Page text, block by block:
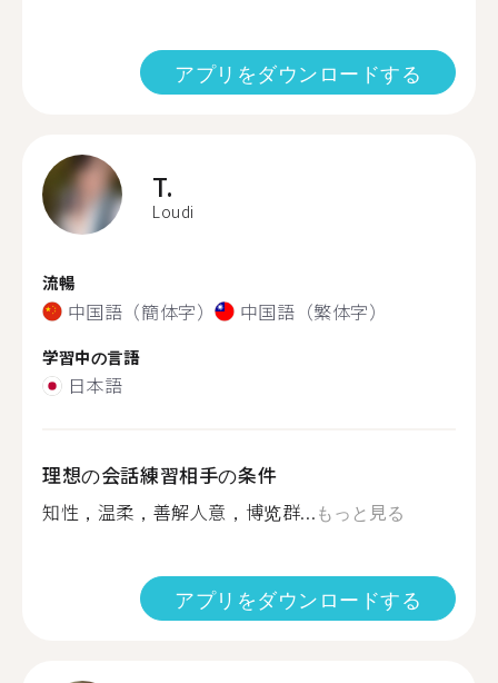
アプリをダウンロードする
T.
Loudi
流暢
中国語（簡体字） 中国語（繁体字）
学習中の言語
日本語
理想の会話練習相手の条件
知性，温柔，善解人意，博览群...もっと見る
アプリをダウンロードする